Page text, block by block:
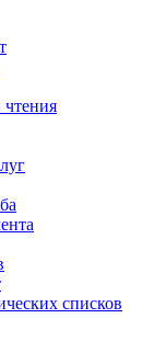
чтения
списков